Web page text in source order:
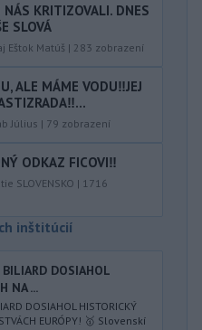
KRITIZOVALI. DNES
SLOVÁ
Eštok Matúš | 283 zobrazení
ALE MÁME VODU‼️JEJ
Július | 79 zobrazení
ODKAZ FICOVI‼️
SLOVENSKO | 1716
inštitúcií
DOSIAHOL
NA ...
DOSIAHOL HISTORICKÝ
EURÓPY! 🥇 Slovenskí